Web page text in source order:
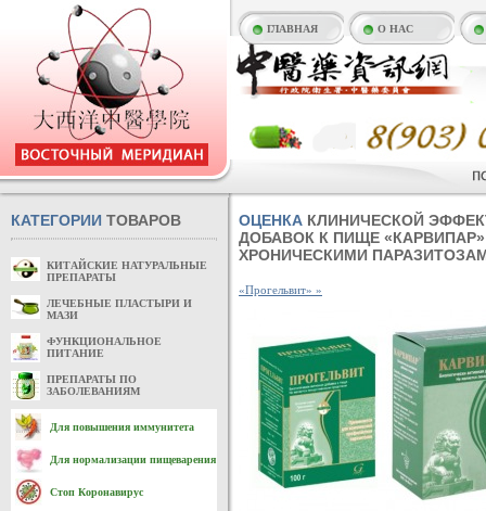
ГЛАВНАЯ О НАС
КАТЕГОРИИ ТОВАРОВ
КИТАЙСКИЕ НАТУРАЛЬНЫЕ
ПРЕПАРАТЫ
ЛЕЧЕБНЫЕ ПЛАСТЫРИ И
МАЗИ
ФУНКЦИОНАЛЬНОЕ
ПИТАНИЕ
ПРЕПАРАТЫ ПО
ЗАБОЛЕВАНИЯМ
Для повышения иммунитета
Для нормализации пищеварения
Стоп Коронавирус
ОЦЕНКА КЛИНИЧЕСКОЙ
ДОБАВОК К ПИЩЕ
ХРОНИЧЕСКИМИ
«Прогельвит» »